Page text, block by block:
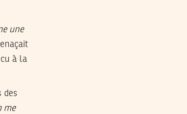
une
à la
des
me